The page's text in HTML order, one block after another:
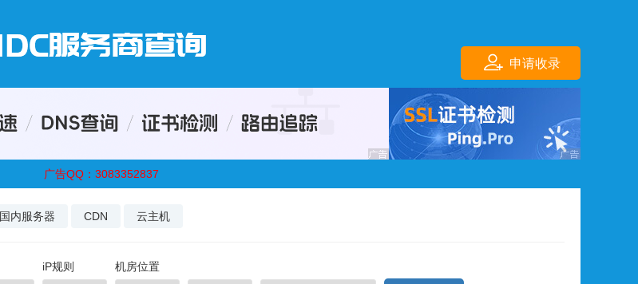
申请收录
广告QQ：3083352837
国内服务器 CDN 云主机
iP规则
机房位置